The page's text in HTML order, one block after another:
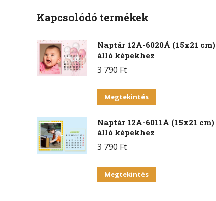
Kapcsolódó termékek
Naptár 12A-6020Á (15x21 cm)
álló képekhez
3 790 Ft
Megtekintés
terméknek
Naptár 12A-6011Á (15x21 cm)
álló képekhez
3 790 Ft
Megtekintés